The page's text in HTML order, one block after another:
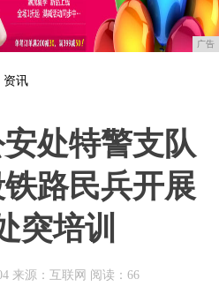
广告
资讯
处特警支队
路民兵开展
突培训
来源：互联网 阅读：66